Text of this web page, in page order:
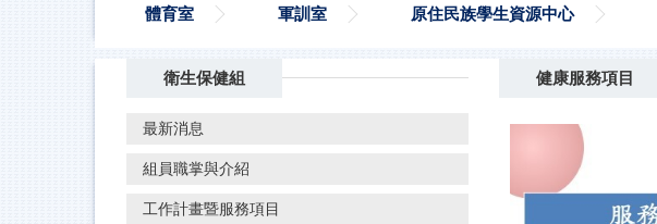
體育室 軍訓室 原住民族學生資源中心
衛生保健組
最新消息
組員職掌與介紹
工作計畫暨服務項目
健康服務項目